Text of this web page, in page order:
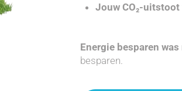
Jouw CO₂-
Energie besparen
besparen.